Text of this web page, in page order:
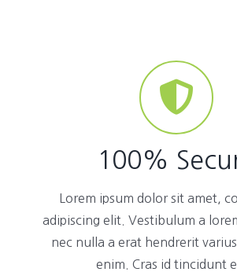
100%
Lorem ipsum dolor sit amet,
adipiscing elit. Vestibulum a
nec nulla a erat hendrerit
enim. Cras id tincidunt